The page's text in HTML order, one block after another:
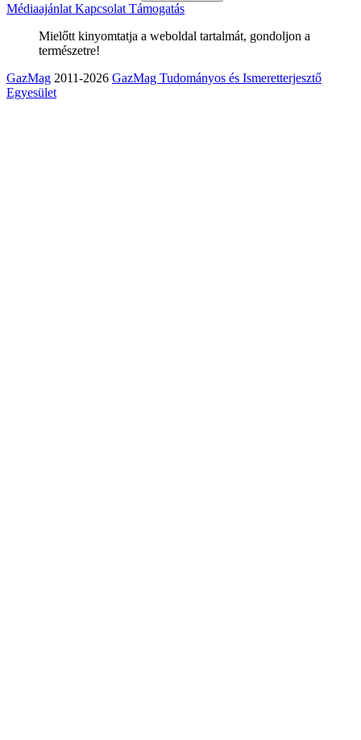
Médiaajánlat Kapcsolat Támogatás
Mielőtt kinyomtatja a weboldal tartalmát, gondoljon a
természetre!
GazMag 2011-2026 GazMag Tudományos és Ismeretterjesztő
Egyesület